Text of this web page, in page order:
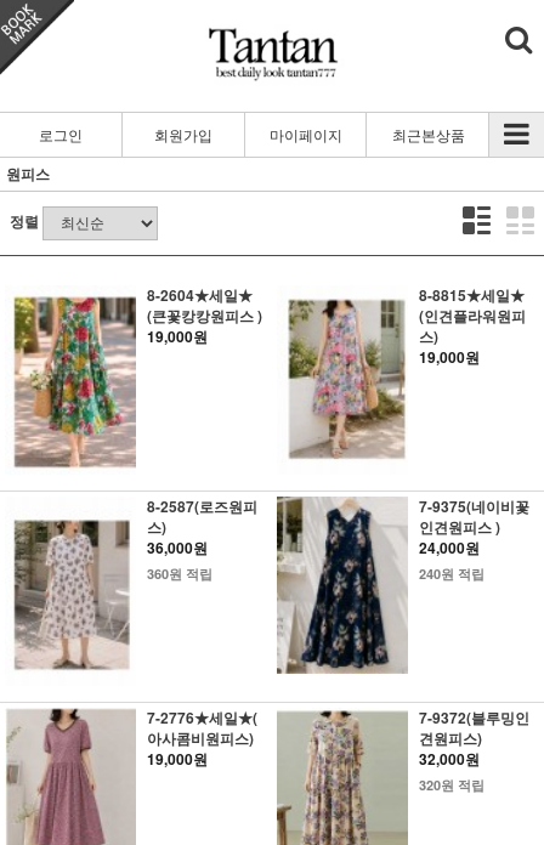
로그인 회원가입 마이페이지 최근본상품
원피스
정렬
8-2604★세일★
(큰꽃캉캉원피스 )
19,000원
8-8815★세일★
(인견플라워원피
스)
19,000원
8-2587(로즈원피
스)
36,000원
360원 적립
7-9375(네이비꽃
인견원피스 )
24,000원
240원 적립
7-2776★세일★(
아사콤비원피스)
19,000원
7-9372(블루밍인
견원피스)
32,000원
320원 적립